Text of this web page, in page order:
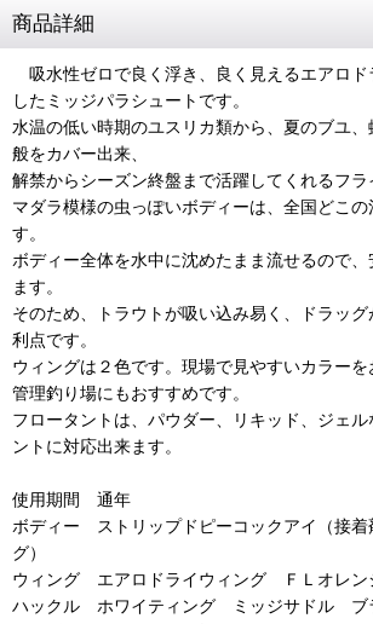
商品詳細
吸水性ゼロで良く浮き、良く見えるエアロド
したミッジパラシュートです。
水温の低い時期のユスリカ類から、夏のブユ
般をカバー出来、
解禁からシーズン終盤まで活躍してくれるフラ
マダラ模様の虫っぽいボディーは、全国どこの
す。
ボディー全体を水中に沈めたまま流せるので、
ます。
そのため、トラウトが吸い込み易く、ドラッ
利点です。
ウィングは２色です。現場で見やすいカラーを
管理釣り場にもおすすめです。
フロータントは、パウダー、リキッド、ジェ
ントに対応出来ます。
使用期間 通年
ボディー ストリップドピーコックアイ（接着
グ）
ウィング エアロドライウィング ＦＬオレン
ハックル ホワイティング ミッジサドル ブ